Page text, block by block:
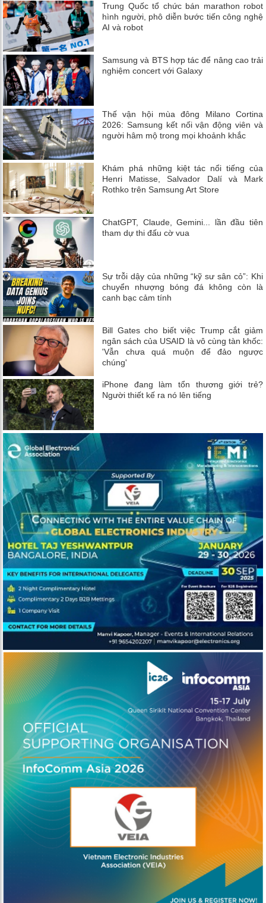
Trung Quốc tổ chức bán marathon robot
hình người, phô diễn bước tiến công nghệ
AI và robot
Samsung và BTS hợp tác để nâng cao trải
nghiệm concert với Galaxy
Thế vận hội mùa đông Milano Cortina
2026: Samsung kết nối vận động viên và
người hâm mộ trong mọi khoảnh khắc
Khám phá những kiệt tác nổi tiếng của
Henri Matisse, Salvador Dalí và Mark
Rothko trên Samsung Art Store
ChatGPT, Claude, Gemini... lần đầu tiên
tham dự thi đấu cờ vua
Sự trỗi dậy của những “kỹ sư sân cỏ”: Khi
chuyển nhượng bóng đá không còn là
canh bạc cảm tính
Bill Gates cho biết việc Trump cắt giảm
ngân sách của USAID là vô cùng tàn khốc:
'Vẫn chưa quá muộn để đảo ngược
chúng'
iPhone đang làm tổn thương giới trẻ?
Người thiết kế ra nó lên tiếng